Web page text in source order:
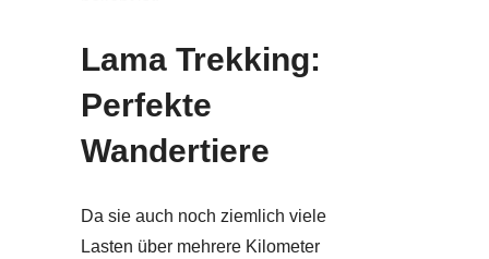
Lama Trekking:
Perfekte
Wandertiere
Da sie auch noch ziemlich viele
Lasten über mehrere Kilometer